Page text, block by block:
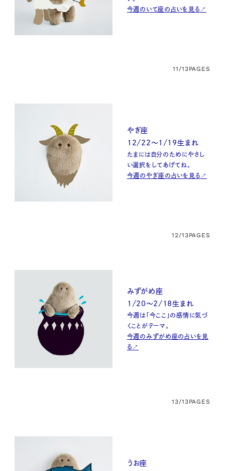
今週のいて座の占いを見る↗
11/13PAGES
やぎ座
12/22〜1/19生まれ
たまには自分のためにやさし
い選択をしてあげてね。
今週のやぎ座の占いを見る↗
12/13PAGES
みずがめ座
1/20〜2/18生まれ
今週は「今ここ」の感情に気づ
くことがテーマ。
今週のみずがめ座の占いを見
る↗
13/13PAGES
うお座